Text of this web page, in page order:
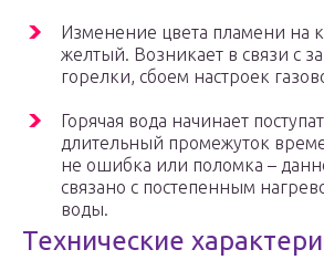
Изменение цвета пламени на
желтый. Возникает в связи с
горелки, сбоем настроек
Горячая вода начинает
длительный промежуток
не ошибка или поломка –
связано с постепенным
воды.
Технические